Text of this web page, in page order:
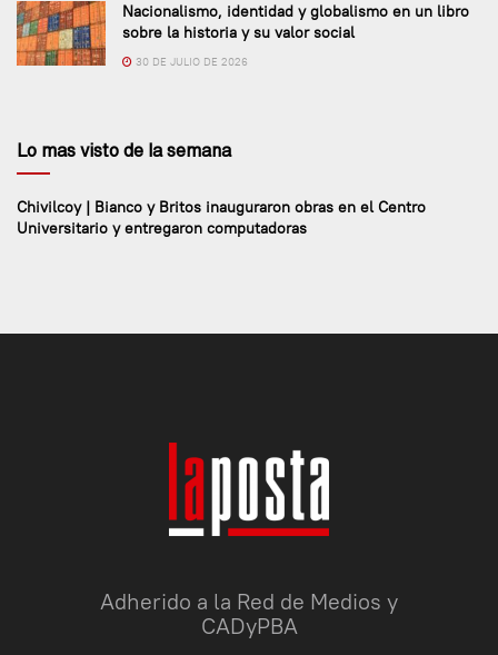
Nacionalismo, identidad y globalismo en un libro
sobre la historia y su valor social
30 DE JULIO DE 2026
Lo mas visto de la semana
Chivilcoy | Bianco y Britos inauguraron obras en el Centro
Universitario y entregaron computadoras
Adherido a la Red de Medios y
CADyPBA